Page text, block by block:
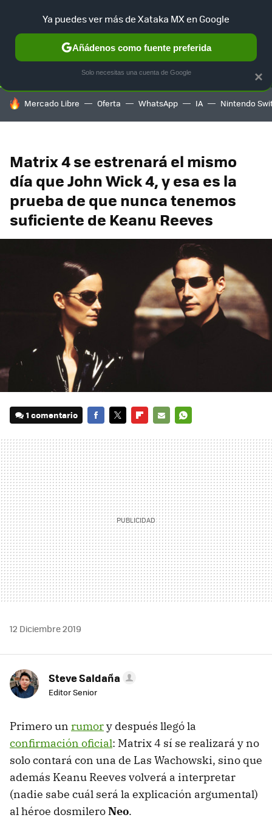
SELECCIÓN GAMING HOME AUTO TERRITORIO
HOY SE HABLA DE
Mercado Libre Oferta WhatsApp IA Nintendo
Matrix 4 se estrenará el mismo
día que John Wick 4, y esa es la
prueba de que nunca tenemos
suficiente de Keanu Reeves
1 comentario
MAIL
12 Diciembre 2019
Steve Saldaña
Editor Senior
Primero un rumory después llegó la
confirmación oficial: Matrix 4 sí se realizará y no
solo contará con una de Las Wachowski, sino que
además Keanu Reeves volverá a interpretar
(nadie sabe cuál será la explicación argumental)
al héroe dosmileroNeo.
×
Ya puedes ver más de Xataka MX en Google
Añádenos como fuente preferida
Solo necesitas una cuenta de Google